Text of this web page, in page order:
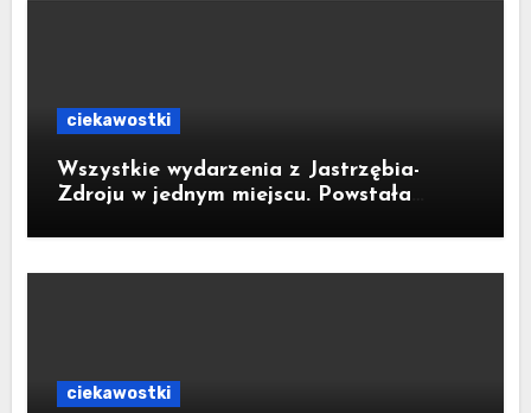
ciekawostki
Wszystkie wydarzenia z Jastrzębia-
Zdroju w jednym miejscu. Powstała
ciekawostki